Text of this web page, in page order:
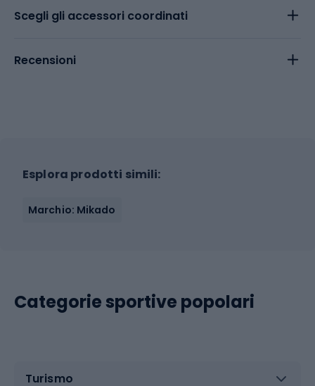
Scegli gli accessori coordinati
Recensioni
Esplora prodotti simili:
Marchio: Mikado
Categorie sportive popolari
Turismo